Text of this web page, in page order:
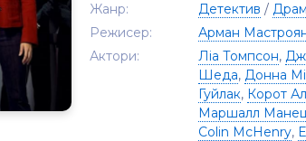
Жанр:
Детектив /
Режисер:
Арман
Актори:
Ліа Томпсон,
Шеда, Донна
Гуйлак, Корот
Маршалл
Colin McHenry,